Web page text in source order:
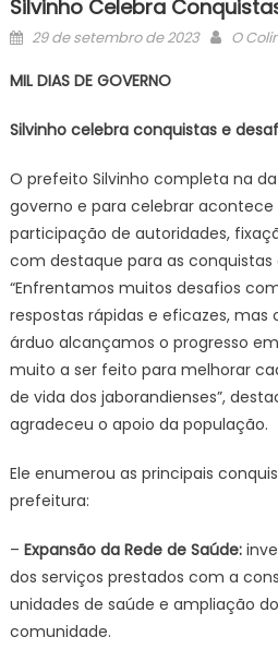
Silvinho Celebra
Posted
29 de setembro de 2023 Author
O
MIL DIAS DE GOVERNO
Silvinho celebra conquistas e
O prefeito Silvinho completa na
governo e para celebrar
participação de autoridades,
com destaque para as
“Enfrentamos muitos desafios
respostas rápidas e eficazes,
árduo alcançamos o progresso
muito a ser feito para melhorar
de vida dos jaborandienses”,
agradeceu o apoio da população.
Ele enumerou as principais
prefeitura:
– Expansão da Rede de Saúde:
dos serviços prestados com a
unidades de saúde e ampliação
comunidade.